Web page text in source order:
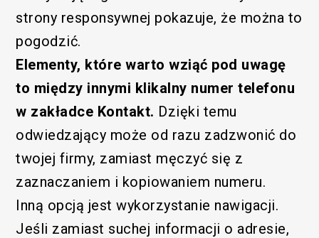
strony responsywnej pokazuje, że można to
pogodzić.
Elementy, które warto wziąć pod uwagę
to między innymi klikalny numer telefonu
w zakładce Kontakt. Dzięki temu
odwiedzający może od razu zadzwonić do
twojej firmy, zamiast męczyć się z
zaznaczaniem i kopiowaniem numeru.
Inną opcją jest wykorzystanie nawigacji.
Jeśli zamiast suchej informacji o adresie,